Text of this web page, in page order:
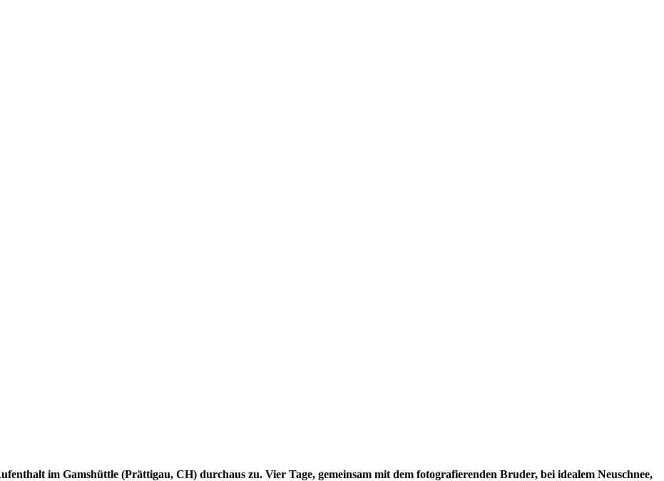
im Gamshüttle (Prättigau, CH) durchaus zu. Vier Tage, gemeinsam mit dem fotografierenden Bruder, bei idealem Neuschnee,